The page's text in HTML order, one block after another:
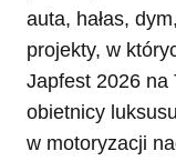
auta, hałas,
projekty, w
Japfest 2026 na
obietnicy
w motoryzacji